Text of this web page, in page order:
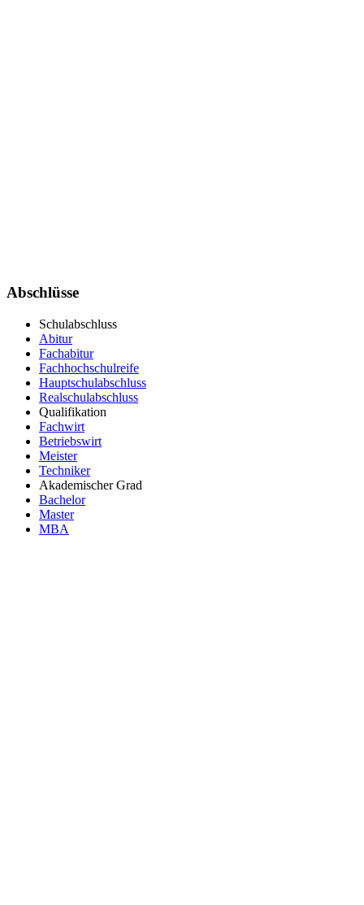
Abschlüsse
Schulabschluss
Abitur
Fachabitur
Fachhochschulreife
Hauptschulabschluss
Realschulabschluss
Qualifikation
Fachwirt
Betriebswirt
Meister
Techniker
Akademischer Grad
Bachelor
Master
MBA